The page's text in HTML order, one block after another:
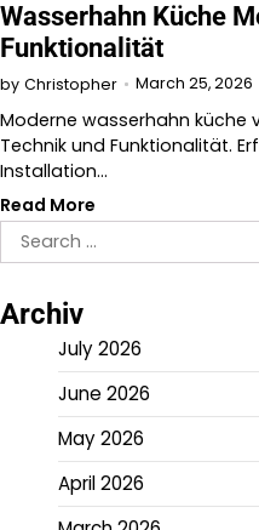
Wasserhahn Küche
Funktionalität
by Christopher March 25, 2026
Moderne wasserhahn küche
Technik und Funktionalität.
Installation…
Read More
Search
for:
Archiv
July 2026
June 2026
May 2026
April 2026